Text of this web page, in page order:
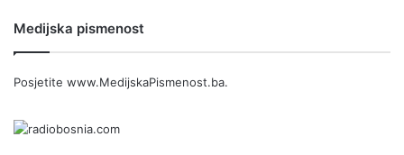
Medijska pismenost
Posjetite www.MedijskaPismenost.ba.